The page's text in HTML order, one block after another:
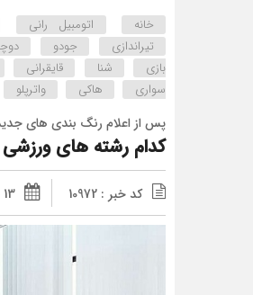
خانه اتومبیل رانی
تیراندازی
جودو
بازی
شنا قایقرانی
سواری
هاکی واترپلو
پس از اعلام رنگ بندی های
کدام رشته های ورزشی
کد خبر : 10972 13 جولای 2021 - 13:28